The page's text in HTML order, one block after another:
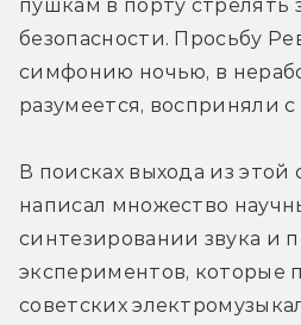
пушкам в порту стрелять
безопасности. Просьбу
симфонию ночью, в
разумеется, восприняли с
В поисках выхода из
написал множество
синтезировании звука и
экспериментов, которые
советских